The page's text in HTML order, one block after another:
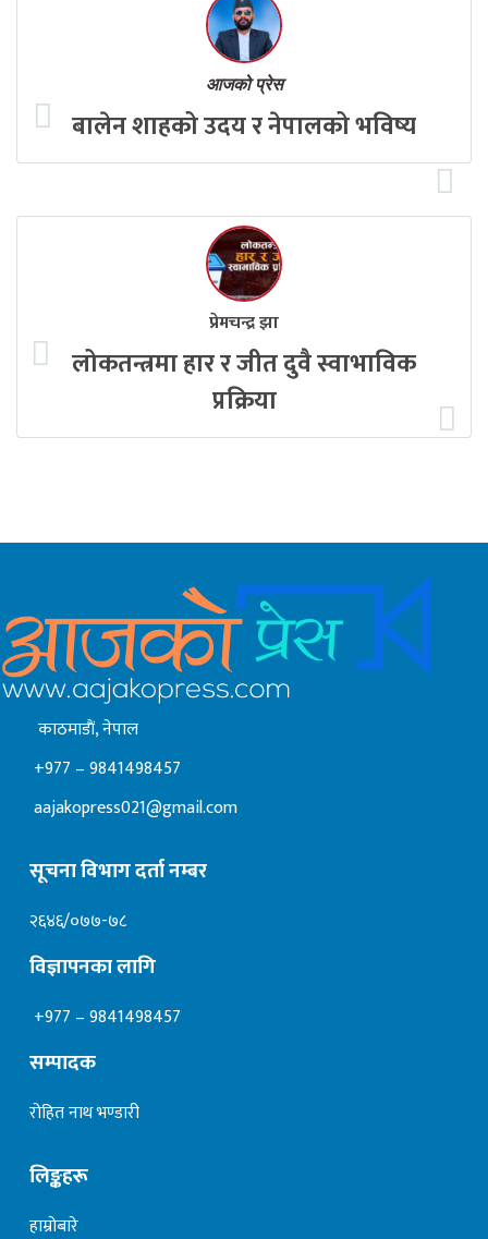
आजको प्रेस
बालेन शाहको उदय र नेपालको भविष्य
प्रेमचन्द्र झा
लोकतन्त्रमा हार र जीत दुवै स्वाभाविक
प्रक्रिया
काठमाडाैं, नेपाल
+977 – 9841498457
aajakopress021@gmail.com
सूचना विभाग दर्ता नम्बर
२६४६/०७७-७८
विज्ञापनका लागि
+977 – 9841498457
सम्पादक
रोहित नाथ भण्डारी
लिङ्कहरू
हाम्रोबारे